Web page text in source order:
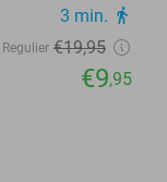
3 min. directions_walk
Regulier €19,95
€9,95